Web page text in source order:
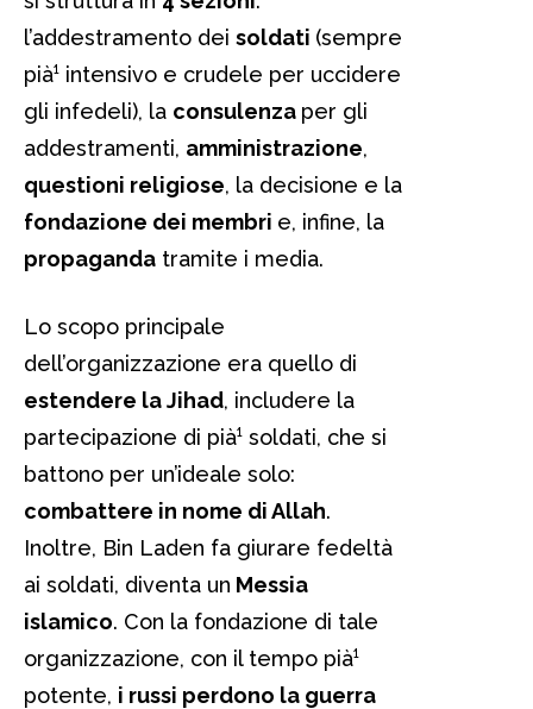
l’addestramento dei soldati (sempre
pià¹ intensivo e crudele per uccidere
gli infedeli), la consulenza per gli
addestramenti, amministrazione,
questioni religiose, la decisione e la
fondazione dei membri e, infine, la
propaganda tramite i media.
Lo scopo principale
dell’organizzazione era quello di
estendere la Jihad, includere la
partecipazione di pià¹ soldati, che si
battono per un’ideale solo:
combattere in nome di Allah.
Inoltre, Bin Laden fa giurare fedeltà
ai soldati, diventa un Messia
islamico. Con la fondazione di tale
organizzazione, con il tempo pià¹
potente, i russi perdono la guerra